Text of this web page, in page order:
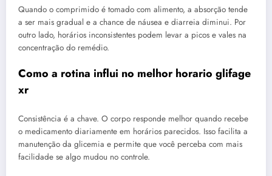
Quando o comprimido é tomado com alimento, a absorção tende
a ser mais gradual e a chance de náusea e diarreia diminui. Por
outro lado, horários inconsistentes podem levar a picos e vales na
concentração do remédio.
Como a rotina influi no melhor horario glifage
xr
Consistência é a chave. O corpo responde melhor quando recebe
o medicamento diariamente em horários parecidos. Isso facilita a
manutenção da glicemia e permite que você perceba com mais
facilidade se algo mudou no controle.